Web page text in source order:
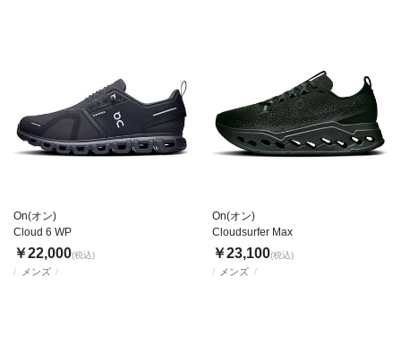
メンズ
On(オン)
Cloud 6 WP
￥22,000(税込)
メンズ
On(オン)
Cloudsurfer Max
￥23,100(税込)